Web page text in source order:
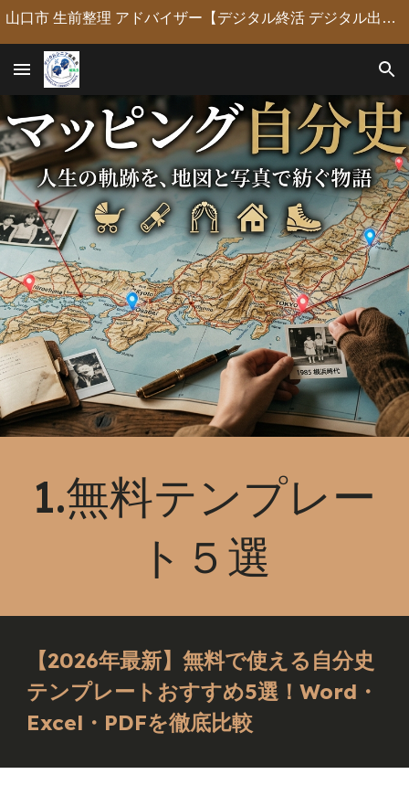
山口市 生前整理 アドバイザー【デジタル終活 デジタル出版 デジタルシニア編集長】定年後の人生の物語を「最高のデジタル資産」に編集・昇華。 古いネガやVHSのデジタル化からプロの構成による自分史動画制作、終活事務までトータルサポート。 長年のキャリアを持つプロがあなたの想いの継承を全力で支援します。
1.無料テンプレー
ト５選
【2026年最新】無料で使える自分史
テンプレートおすすめ5選！Word・
Excel・PDFを徹底比較